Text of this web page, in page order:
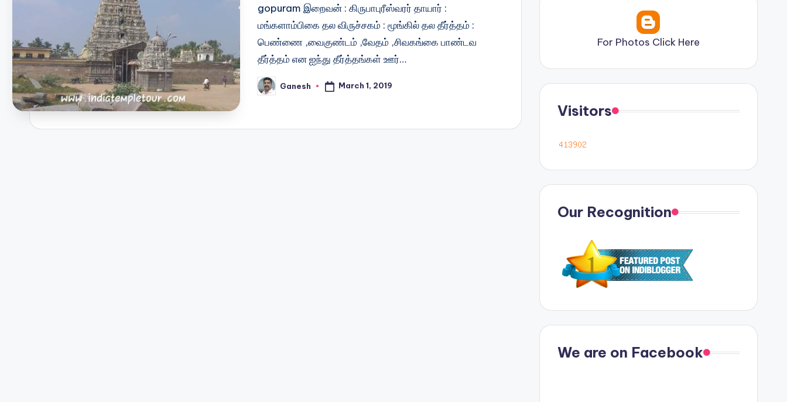
gopuram இறைவன் : கிருபாபுரீஸ்வரர் தாயார் :
மங்களாம்பிகை தல விருச்சகம் : மூங்கில் தல தீர்த்தம் :
பெண்ணை ,வைகுண்டம் ,வேதம் ,சிவகங்கை பாண்டவ
தீர்த்தம் என ஐந்து தீர்த்தங்கள் ஊர்…
Posted
by
Ganesh March 1, 2019
For Photos Click Here
Visitors
Our Recognition
We are on Facebook